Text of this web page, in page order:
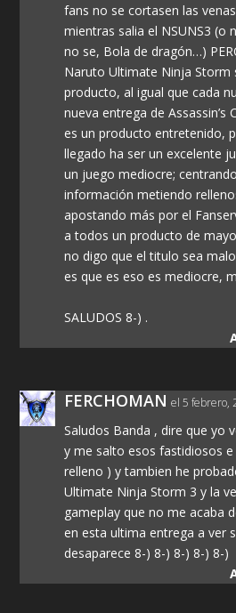
fans no se cortasen las
mientras salia el NSUNS3 (o
no se, Bola de dragón…)
Naruto Ultimate Ninja Storm
producto, al igual que cada
nueva entrega de Assassin’s
es un producto entretenido,
llegado ha ser un excelente
un juego mediocre;
información metiendo
apostando más por el
a todos un producto de
no digo que el titulo sea
es que es eso es mediocre,
SALUDOS 8-) .
FERCHOMAN el 5 febrero,
Saludos Banda , dire que yo
y me salto esos fastidiosos
relleno ) y tambien he
Ultimate Ninja Storm 3 y la
gameplay que no me acaba
en esta ultima entrega a ver
desaparece 8-) 8-) 8-) 8-) 8-)